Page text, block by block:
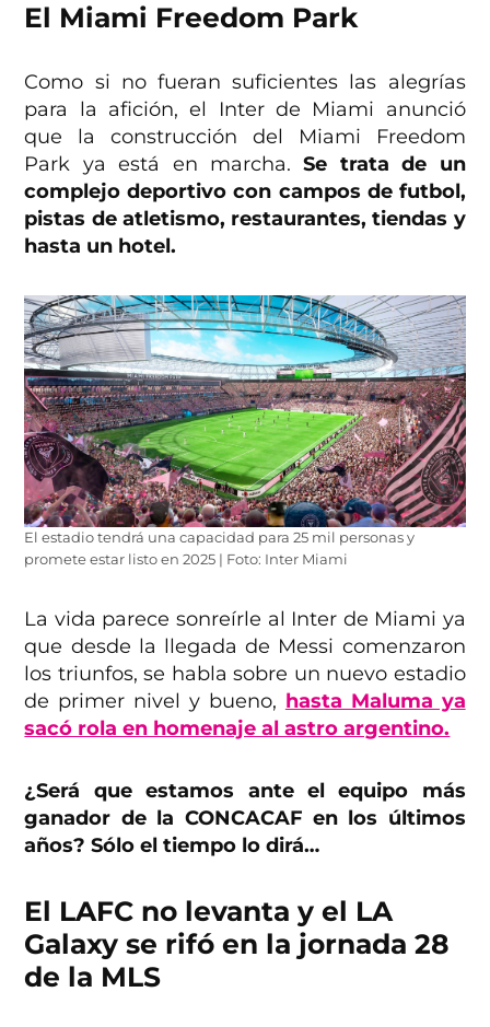
El Miami Freedom Park
Como si no fueran suficientes las alegrías
para la afición, el Inter de Miami anunció
que la construcción del Miami Freedom
Park ya está en marcha.Se trata de un
complejo deportivo con campos de futbol,
pistas de atletismo, restaurantes, tiendas y
hasta un hotel.
El estadio tendrá una capacidad para 25 mil personas y
promete estar listo en 2025 | Foto: Inter Miami
La vida parece sonreírle al Inter de Miami ya
que desde la llegada de Messi comenzaron
los triunfos, se habla sobre un nuevo estadio
de primer nivel y bueno, hasta Maluma ya
sacó rola en homenaje al astro argentino.
¿Será que estamos ante el equipo más
ganador de la CONCACAF en los últimos
años? Sólo el tiempo lo dirá…
El LAFC no levanta y el LA
Galaxy se rifó en la jornada 28
de la MLS